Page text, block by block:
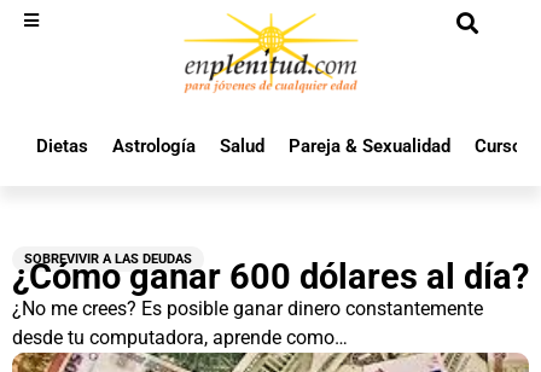
Dietas Astrología Salud Pareja & Sexualidad Cursos
SOBREVIVIR A LAS DEUDAS
¿Cómo ganar 600 dólares al día?
¿No me crees? Es posible ganar dinero constantemente
desde tu computadora, aprende como…